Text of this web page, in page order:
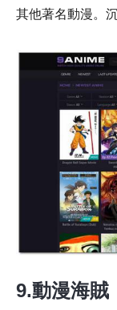
其他著名動漫。
9.動漫海賊